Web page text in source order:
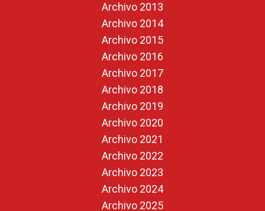
Archivo 2013
Archivo 2014
Archivo 2015
Archivo 2016
Archivo 2017
Archivo 2018
Archivo 2019
Archivo 2020
Archivo 2021
Archivo 2022
Archivo 2023
Archivo 2024
Archivo 2025